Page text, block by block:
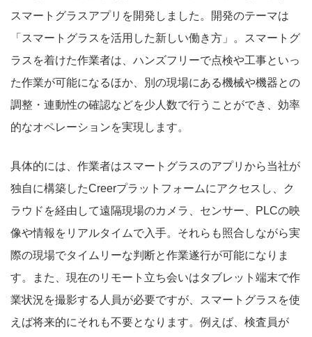
スマートグラスアプリを開発しました。開発のテーマは
「スマートグラスを活用した新しい働き方」。スマートグ
ラスを着けた作業者は、ハンズフリーで点検や工事といっ
た作業が可能になるほか、別の現場にある機械や機器との
調整・連動性の確認などを少人数で行うことができ、効率
的なオペレーションを実現します。
具体的には、作業者はスマートグラスのアプリから当社が
独自に構築したCreerプラットフォームにアクセスし、ク
ラウドを経由して遠隔現場のカメラ、センサー、PLCの映
像や情報をリアルタイムで入手。それらも照合しながら実
際の現場でタイムリーな判断と作業遂行が可能になりま
す。また、現在のリモート立ち会いはタブレット端末で作
業状況を撮影する人員が必要ですが、スマートグラスを使
えば将来的にそれも不要となります。例えば、検査員が